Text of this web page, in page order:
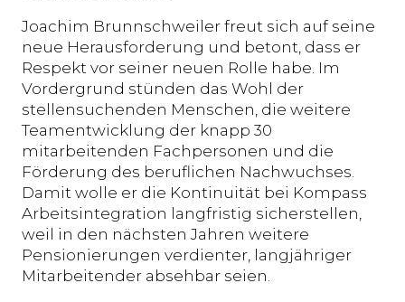
Joachim Brunnschweiler freut sich auf seine
neue Herausforderung und betont, dass er
Respekt vor seiner neuen Rolle habe. Im
Vordergrund stünden das Wohl der
stellensuchenden Menschen, die weitere
Teamentwicklung der knapp 30
mitarbeitenden Fachpersonen und die
Förderung des beruflichen Nachwuchses.
Damit wolle er die Kontinuität bei Kompass
Arbeitsintegration langfristig sicherstellen,
weil in den nächsten Jahren weitere
Pensionierungen verdienter, langjähriger
Mitarbeitender absehbar seien.